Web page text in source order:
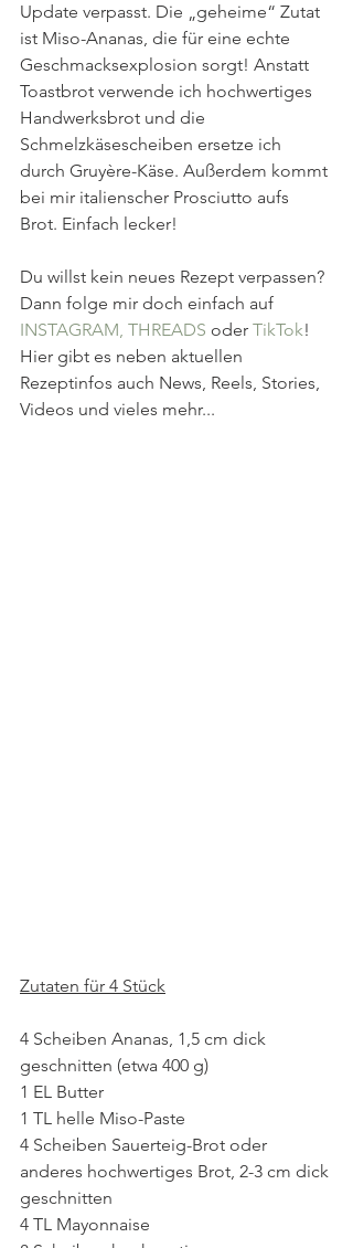
Update verpasst. Die „geheime“ Zutat
ist Miso-Ananas, die für eine echte
Geschmacksexplosion sorgt! Anstatt
Toastbrot verwende ich hochwertiges
Handwerksbrot und die
Schmelzkäsescheiben ersetze ich
durch Gruyère-Käse. Außerdem kommt
bei mir italienscher Prosciutto aufs
Brot. Einfach lecker!
Du willst kein neues Rezept verpassen?
Dann folge mir doch einfach auf
INSTAGRAM, THREADS oder TikTok!
Hier gibt es neben aktuellen
Rezeptinfos auch News, Reels, Stories,
Videos und vieles mehr...
Zutaten für 4 Stück
4 Scheiben Ananas, 1,5 cm dick
geschnitten (etwa 400 g)
1 EL Butter
1 TL helle Miso-Paste
4 Scheiben Sauerteig-Brot oder
anderes hochwertiges Brot, 2-3 cm dick
geschnitten
4 TL Mayonnaise